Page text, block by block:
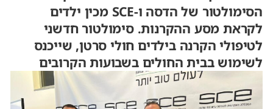
הסימולטור של הדסה ו-SCE מכין ילדים
לקראת מסע ההקרנות. סימולטור חדשני
לטיפולי הקרנה בילדים חולי סרטן, שייכנס
לשימוש בבית החולים בשבועות הקרובים